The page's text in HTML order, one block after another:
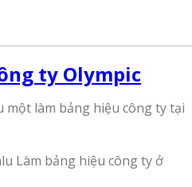
ty Olympic